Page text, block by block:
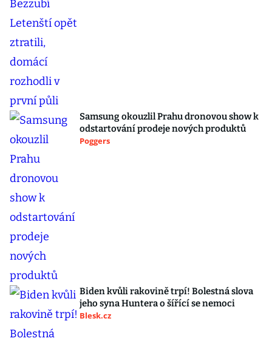
Samsung okouzlil Prahu dronovou show k
odstartování prodeje nových produktů
Poggers
Biden kvůli rakovině trpí! Bolestná slova
jeho syna Huntera o šířící se nemoci
Blesk.cz